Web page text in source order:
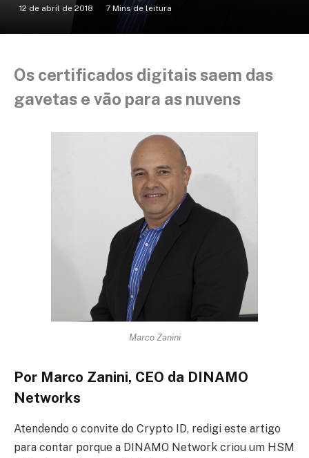
12 de abril de 2018 7 Mins de leitura
Os certificados digitais saem das
gavetas e vão para as nuvens
Marco Zanini
Por Marco Zanini, CEO da DINAMO
Networks
Atendendo o convite do Crypto ID, redigi este artigo
para contar porque a DINAMO Network criou um HSM